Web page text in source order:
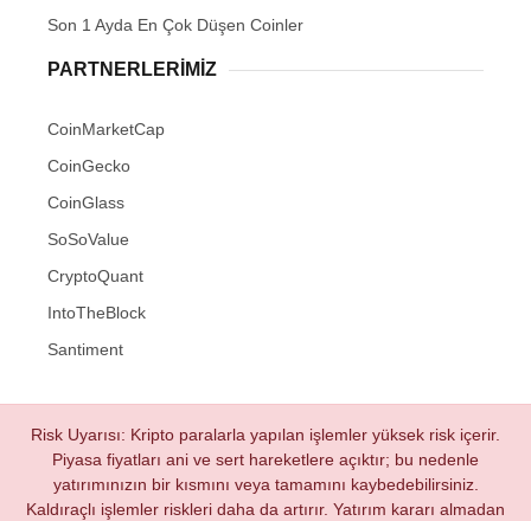
Son 1 Ayda En Çok Düşen Coinler
PARTNERLERIMIZ
CoinMarketCap
CoinGecko
CoinGlass
SoSoValue
CryptoQuant
IntoTheBlock
Santiment
Risk Uyarısı: Kripto paralarla yapılan işlemler yüksek risk içerir.
Piyasa fiyatları ani ve sert hareketlere açıktır; bu nedenle
yatırımınızın bir kısmını veya tamamını kaybedebilirsiniz.
Kaldıraçlı işlemler riskleri daha da artırır. Yatırım kararı almadan